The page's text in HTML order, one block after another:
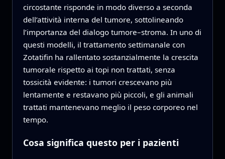
circostante risponde in modo diverso a seconda
dell’attività interna del tumore, sottolineando
l’importanza del dialogo tumore–stroma. In uno di
questi modelli, il trattamento settimanale con
Zotatifin ha rallentato sostanzialmente la crescita
tumorale rispetto ai topi non trattati, senza
tossicità evidente: i tumori crescevano più
lentamente e restavano più piccoli, e gli animali
trattati mantenevano meglio il peso corporeo nel
tempo.
Cosa significa questo per i pazienti